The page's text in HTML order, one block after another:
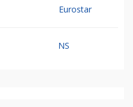
Eurostar
NS